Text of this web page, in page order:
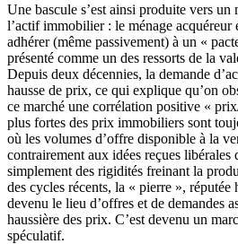
Une bascule s’est ainsi produite vers un
l’actif immobilier : le ménage acquéreur
adhérer (même passivement) à un «
présenté comme un des ressorts de la
Depuis deux décennies, la demande
hausse de prix, ce qui explique qu’on
ce marché une corrélation positive «
plus fortes des prix immobiliers sont
où les volumes d’offre disponible à la
contrairement aux idées reçues libérales
simplement des rigidités freinant la
des cycles récents, la « pierre », réputée
devenu le lieu d’offres et de demandes
haussière des prix. C’est devenu un
spéculatif.